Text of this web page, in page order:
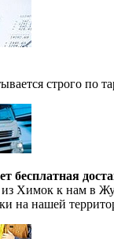
строго по
бесплатная
Химок к нам в
на нашей